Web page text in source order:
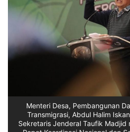
Insight
Suara
Jalan
Idealita
Dinamikapost.com
Radar
Seedbacklink
Follow
Menteri Desa, Pembangunan
Transmigrasi, Abdul Halim
Sekretaris Jenderal Taufik Madjid